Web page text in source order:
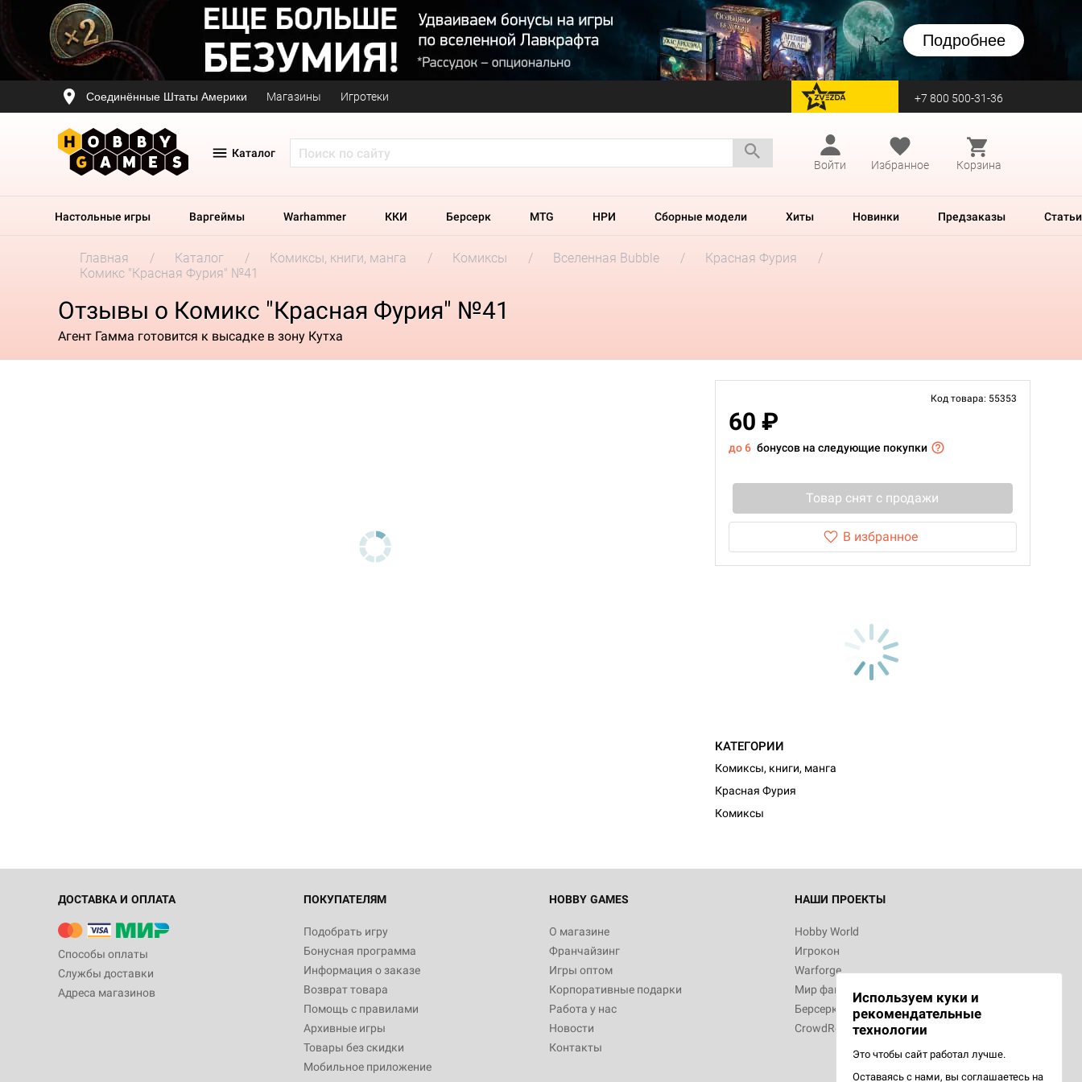
Подробнее
Соединённые Штаты Америки Магазины Игротеки перейти на Zvezda +7 800 500-31-36
Каталог
Войти
Избранное Корзина
Настольные игры Варгеймы Warhammer ККИ Берсерк MTG НРИ Сборные модели Хиты Новинки Предзаказы Статьи
Главная Каталог Комиксы, книги, манга Комиксы Вселенная Bubble
Красная Фурия
Комикс "Красная Фурия" №41
Отзывы о Комикс "Красная Фурия" №41
Агент Гамма готовится к высадке в зону Кутха
Код товара: 55353
60 ₽
до 6 бонусов на следующие покупки
Товар снят с продажи
В избранное
КАТЕГОРИИ
Комиксы, книги, манга
Красная Фурия
Комиксы
ДОСТАВКА И ОПЛАТА
Способы оплаты
Службы доставки
Адреса магазинов
ПОКУПАТЕЛЯМ
Подобрать игру
Бонусная программа
Информация о заказе
Возврат товара
Помощь с правилами
Архивные игры
Товары без скидки
Мобильное приложение
HOBBY GAMES
О магазине
Франчайзинг
Игры оптом
Корпоративные подарки
Работа у нас
Новости
Контакты
НАШИ ПРОЕКТЫ
Hobby World
Игрокон
Warforge
Мир фантастики
Берсерк
CrowdRepublic
Используем куки и
рекомендательные
технологии
Это чтобы сайт работал лучше.
Оставаясь с нами, вы соглашаетесь на